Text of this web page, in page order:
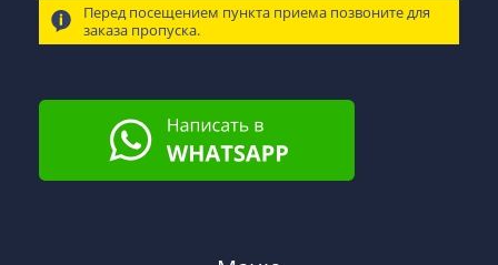
Перед посещением пункта приема позвоните для
заказа пропуска.